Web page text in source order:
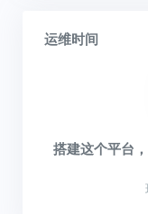
运维时间
搭建这个平台